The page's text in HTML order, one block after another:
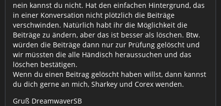
nein kannst du nicht. Hat den einfachen Hintergrund, das
in einer Konversation nicht plötzlich die Beiträge
verschwinden. Natürlich habt ihr die Möglichkeit die
Beiträge zu ändern, aber das ist besser als löschen. Btw.
würden die Beiträge dann nur zur Prüfung gelöscht und
wir müssten die alle Händisch heraussuchen und das
löschen bestätigen.
Wenn du einen Beitrag gelöscht haben willst, dann kannst
du dich gerne an mich, Sharkey und Corex wenden.
Gruß DreamwaverSB